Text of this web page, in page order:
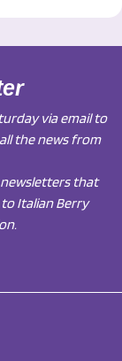
via email to
the news from
that
Italian Berry